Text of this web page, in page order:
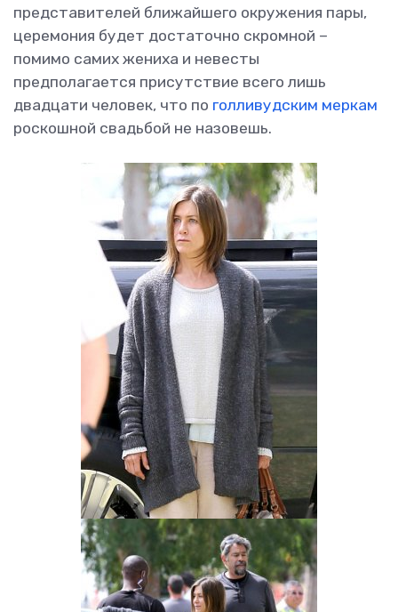
представителей ближайшего окружения пары,
церемония будет достаточно скромной –
помимо самих жениха и невесты
предполагается присутствие всего лишь
двадцати человек, что по голливудским меркам
роскошной свадьбой не назовешь.